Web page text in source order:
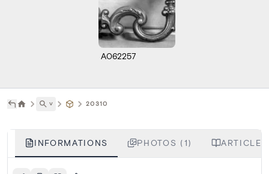
A062257
˅ 20310
INFORMATIONS PHOTOS (1)